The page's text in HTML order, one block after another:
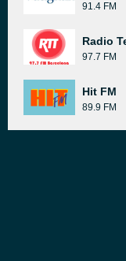
91.4 FM
Radio
97.7 FM
Hit FM
89.9 FM